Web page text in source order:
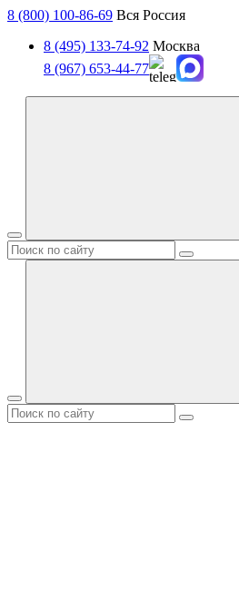
8 (800) 100-86-69 Вся Россия
8 (495) 133-74-92 Москва
8 (967) 653-44-77